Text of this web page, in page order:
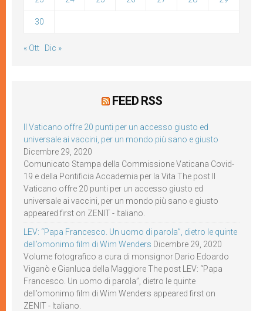
30
« Ott Dic »
FEED RSS
Il Vaticano offre 20 punti per un accesso giusto ed
universale ai vaccini, per un mondo più sano e giusto
Dicembre 29, 2020
Comunicato Stampa della Commissione Vaticana Covid-
19 e della Pontificia Accademia per la Vita The post Il
Vaticano offre 20 punti per un accesso giusto ed
universale ai vaccini, per un mondo più sano e giusto
appeared first on ZENIT - Italiano.
LEV: “Papa Francesco. Un uomo di parola”, dietro le quinte
dell’omonimo film di Wim Wenders Dicembre 29, 2020
Volume fotografico a cura di monsignor Dario Edoardo
Viganò e Gianluca della Maggiore The post LEV: “Papa
Francesco. Un uomo di parola”, dietro le quinte
dell’omonimo film di Wim Wenders appeared first on
ZENIT - Italiano.